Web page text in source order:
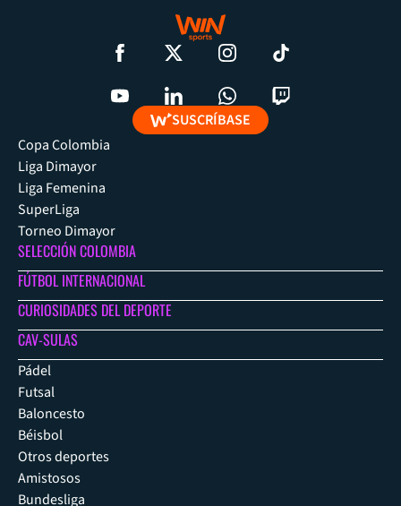
SUSCRÍBASE
Copa Colombia
Liga Dimayor
Liga Femenina
SuperLiga
Torneo Dimayor
SELECCIÓN COLOMBIA
FÚTBOL INTERNACIONAL
CURIOSIDADES DEL DEPORTE
CAV-SULAS
Pádel
Futsal
Baloncesto
Béisbol
Otros deportes
Amistosos
Bundesliga